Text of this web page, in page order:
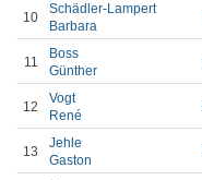
10
Schädler-Lampert
Barbara
11
Boss
Günther
12
Vogt
René
13
Jehle
Gaston